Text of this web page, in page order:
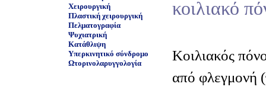
Χειρουργική
Πλαστική χειρουργική
Πελματογραφία
Ψυχιατρική
Κατάθλιψη
Υπερκινητικό σύνδρομο
Ωτορινολαρυγγολογία
κοιλιακό
Κοιλιακός
από φλεγμονή